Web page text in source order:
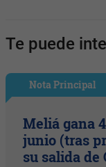
Te puede
Nota Principal
Meliá gana
junio (tras
su salida de